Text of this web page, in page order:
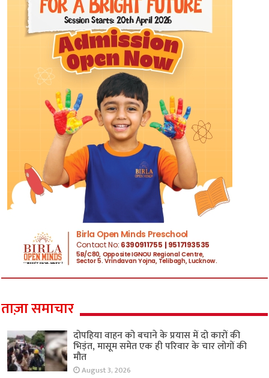
ताज़ा समाचार
दोपहिया वाहन को बचाने के प्रयास में दो कारों की
भिड़ंत, मासूम समेत एक ही परिवार के चार लोगों की
मौत
August 3, 2026